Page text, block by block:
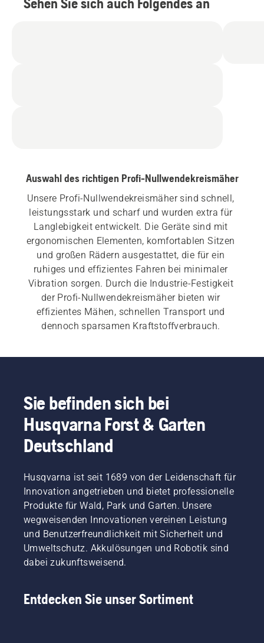
Sehen Sie sich auch Folgendes an
Auswahl des richtigen Profi-Nullwendekreismäher
Unsere Profi-Nullwendekreismäher sind schnell,
leistungsstark und scharf und wurden extra für
Langlebigkeit entwickelt. Die Geräte sind mit
ergonomischen Elementen, komfortablen Sitzen
und großen Rädern ausgestattet, die für ein
ruhiges und effizientes Fahren bei minimaler
Vibration sorgen. Durch die Industrie-Festigkeit
der Profi-Nullwendekreismäher bieten wir
effizientes Mähen, schnellen Transport und
jeglichen Zustands – von gepflegten bis zu
unebenen Bereichen, von Hängen bis hin zu
hohem Gras. Entdecken und vergleichen Sie all
unsere
Nullwendekreismäher
Sie befinden sich bei
Husqvarna Forst & Garten
Deutschland
Husqvarna ist seit 1689 von der Leidenschaft für
Innovation angetrieben und bietet professionelle
Produkte für Wald, Park und Garten. Unsere
wegweisenden Innovationen vereinen Leistung
und Benutzerfreundlichkeit mit Sicherheit und
Umweltschutz. Akkulösungen und Robotik sind
dabei zukunftsweisend.
Entdecken Sie unser Sortiment